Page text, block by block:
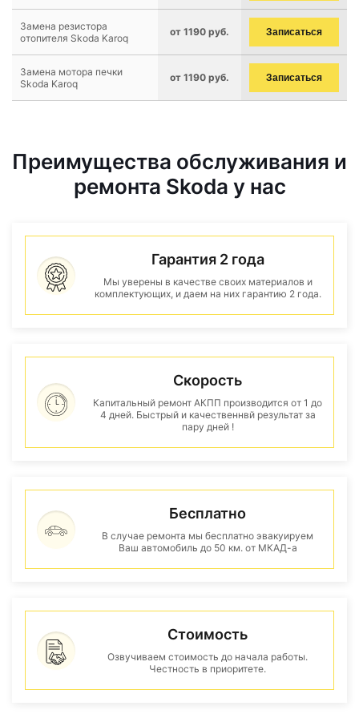
Замена резистора
отопителя Skoda Karoq
от 1190 руб. Записаться
Замена мотора печки
Skoda Karoq
от 1190 руб. Записаться
Преимущества обслуживания и
ремонта Skoda у нас
Гарантия 2 года
Мы уверены в качестве своих материалов и
комплектующих, и даем на них гарантию 2 года.
Скорость
Капитальный ремонт АКПП производится от 1 до
4 дней. Быстрый и качественнвй результат за
пару дней !
Бесплатно
В случае ремонта мы бесплатно эвакуируем
Ваш автомобиль до 50 км. от МКАД-а
Стоимость
Озвучиваем стоимость до начала работы.
Честность в приоритете.